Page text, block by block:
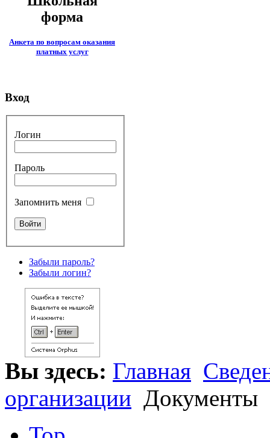
форма
Анкета по вопросам оказания
платных услуг
Вход
Логин
Пароль
Запомнить меня
Забыли пароль?
Забыли логин?
Вы здесь: Главная
организации Документы